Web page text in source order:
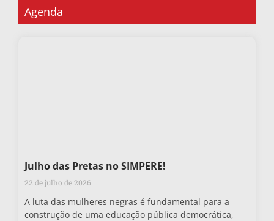
Agenda
Julho das Pretas no SIMPERE!
22 de julho de 2026
A luta das mulheres negras é fundamental para a
construção de uma educação pública democrática,